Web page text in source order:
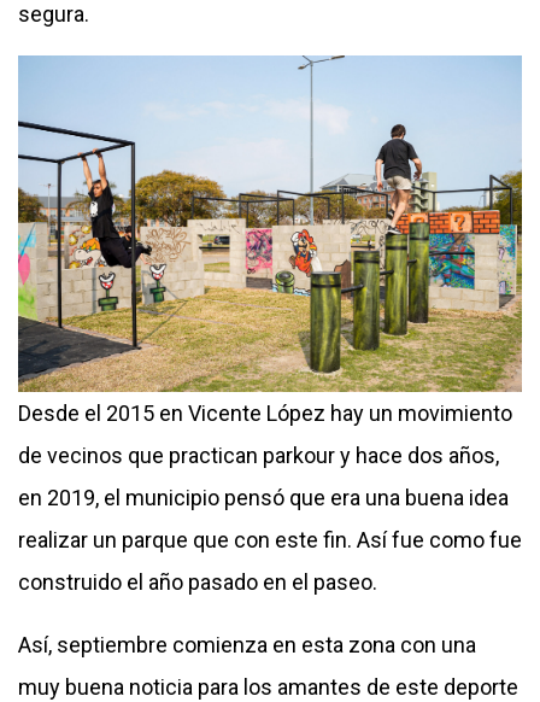
segura.
Desde el 2015 en Vicente López hay un movimiento
de vecinos que practican parkour y hace dos años,
en 2019, el municipio pensó que era una buena idea
realizar un parque que con este fin. Así fue como fue
construido el año pasado en el paseo.
Así, septiembre comienza en esta zona con una
muy buena noticia para los amantes de este deporte